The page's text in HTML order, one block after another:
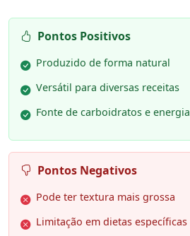
Pontos Positivos
Produzido de forma natural
Versátil para diversas receitas
Fonte de carboidratos e energia
Pontos Negativos
Pode ter textura mais grossa
Limitação em dietas específicas